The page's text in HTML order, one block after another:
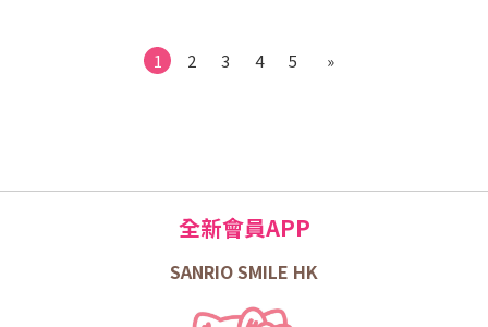
1 2 3 4 5 »
全新會員APP
SANRIO SMILE HK